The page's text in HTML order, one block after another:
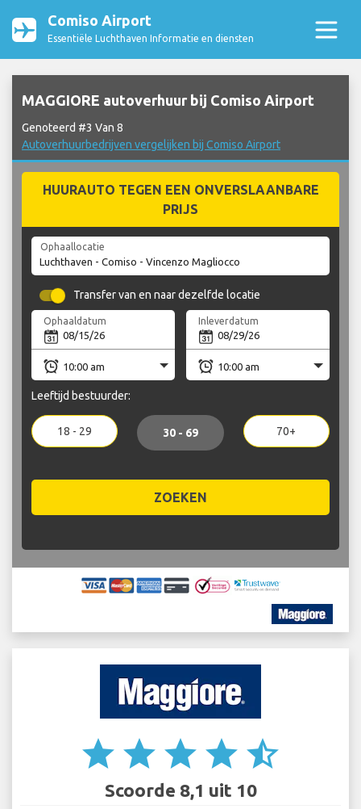
Comiso Airport
Essentiële Luchthaven Informatie en diensten
MAGGIORE autoverhuur bij Comiso Airport
Genoteerd #3 Van 8
Autoverhuurbedrijven vergelijken bij Comiso Airport
HUURAUTO TEGEN EEN ONVERSLAANBARE
PRIJS
Ophaallocatie
Transfer van en naar dezelfde locatie
Ophaaldatum Inleverdatum
Leeftijd bestuurder:
18 - 29 30 - 69 70+
ZOEKEN
star star star star star_half
Scoorde 8,1 uit 10